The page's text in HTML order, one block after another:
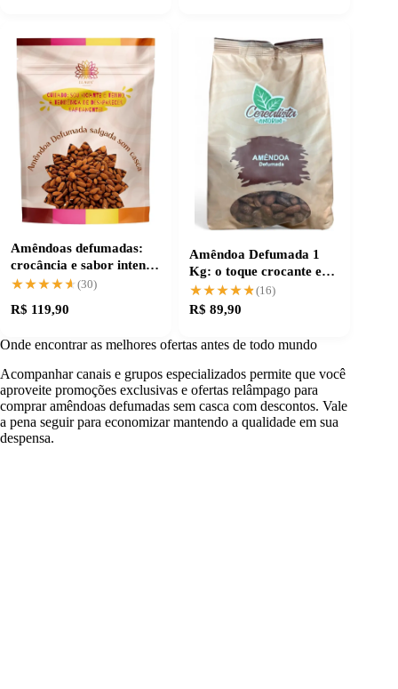
Amêndoas defumadas:
crocância e sabor intenso
para suas receitas
★★★★★
★★★★★ (30)
R$ 119,90
Amêndoa Defumada 1
Kg: o toque crocante e
sabor único
★★★★★
★★★★★(16)
R$ 89,90
Onde encontrar as melhores ofertas antes de todo mundo
Acompanhar canais e grupos especializados permite que você
aproveite promoções exclusivas e ofertas relâmpago para
comprar amêndoas defumadas sem casca com descontos. Vale
a pena seguir para economizar mantendo a qualidade em sua
despensa.